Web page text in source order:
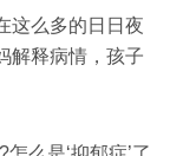
这么多的日日夜
解释病情，孩子